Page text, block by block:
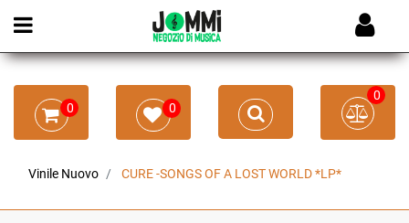
Open menu
0 0
0
Vinile Nuovo CURE -SONGS OF A LOST WORLD *LP*